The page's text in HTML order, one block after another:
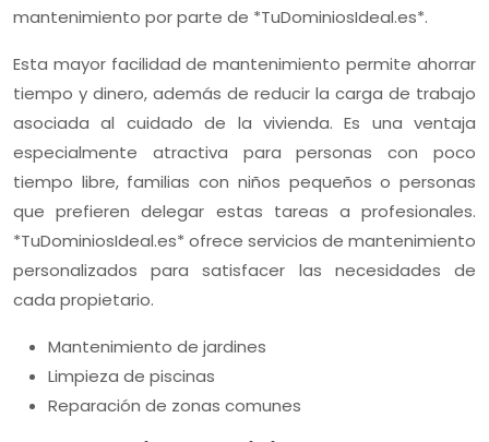
mantenimiento por parte de *TuDominiosIdeal.es*.
Esta mayor facilidad de mantenimiento permite ahorrar
tiempo y dinero, además de reducir la carga de trabajo
asociada al cuidado de la vivienda. Es una ventaja
especialmente atractiva para personas con poco
tiempo libre, familias con niños pequeños o personas
que prefieren delegar estas tareas a profesionales.
*TuDominiosIdeal.es* ofrece servicios de mantenimiento
personalizados para satisfacer las necesidades de
cada propietario.
Mantenimiento de jardines
Limpieza de piscinas
Reparación de zonas comunes